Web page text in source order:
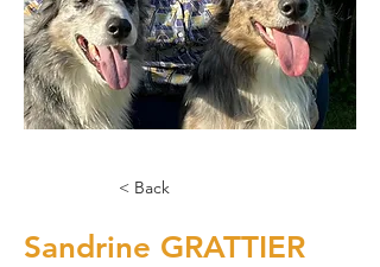
< Back
Sandrine GRATTIER